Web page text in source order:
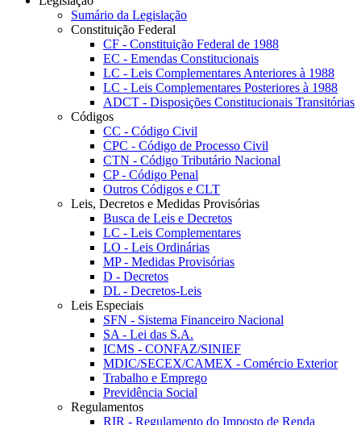
Sumário da Legislação
Constituição Federal
CF - Constituição Federal de 1988
EC - Emendas Constitucionais
LC - Leis Complementares Anteriores à 1988
LC - Leis Complementares Posteriores à 1988
ADCT - Disposições Constitucionais Transitórias
Códigos
CC - Código Civil
CPC - Código de Processo Civil
CTN - Código Tributário Nacional
CP - Código Penal
Outros Códigos e CLT
Leis, Decretos e Medidas Provisórias
Busca de Leis e Decretos
LC - Leis Complementares
LO - Leis Ordinárias
MP - Medidas Provisórias
D - Decretos
DL - Decretos-Leis
Leis Especiais
SFN - Sistema Financeiro Nacional
SA - Lei das S.A.
ICMS - CONFAZ/SINIEF
MDIC/SECEX/CAMEX - Comércio Exterior
Trabalho e Emprego
Previdência Social
Regulamentos
RIR - Regulamento do Imposto de Renda